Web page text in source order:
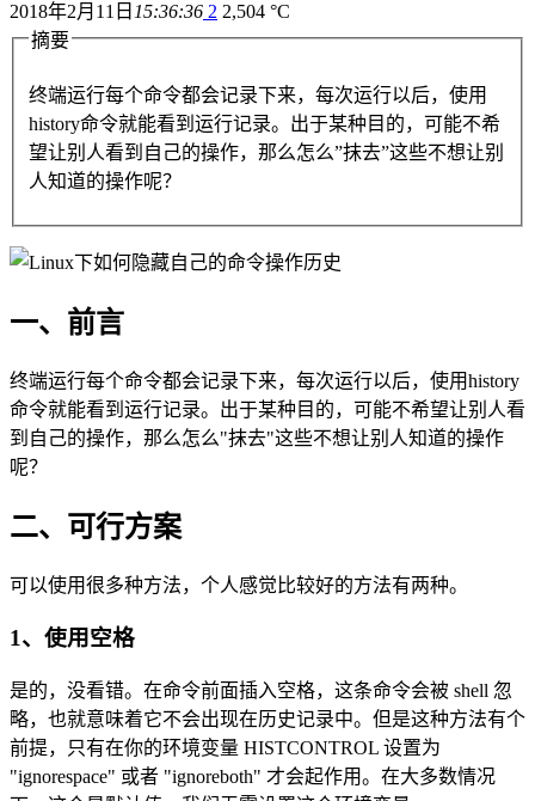
2018年2月11日 15:36:36 2 2,504 °C
摘要
终端运行每个命令都会记录下来，每次运行以后，使用
history命令就能看到运行记录。出于某种目的，可能不希
望让别人看到自己的操作，那么怎么”抹去”这些不想让别
人知道的操作呢？
一、前言
终端运行每个命令都会记录下来，每次运行以后，使用history
命令就能看到运行记录。出于某种目的，可能不希望让别人看
到自己的操作，那么怎么"抹去"这些不想让别人知道的操作
呢？
二、可行方案
可以使用很多种方法，个人感觉比较好的方法有两种。
1、使用空格
是的，没看错。在命令前面插入空格，这条命令会被 shell 忽
略，也就意味着它不会出现在历史记录中。但是这种方法有个
前提，只有在你的环境变量 HISTCONTROL 设置为
"ignorespace" 或者 "ignoreboth" 才会起作用。在大多数情况